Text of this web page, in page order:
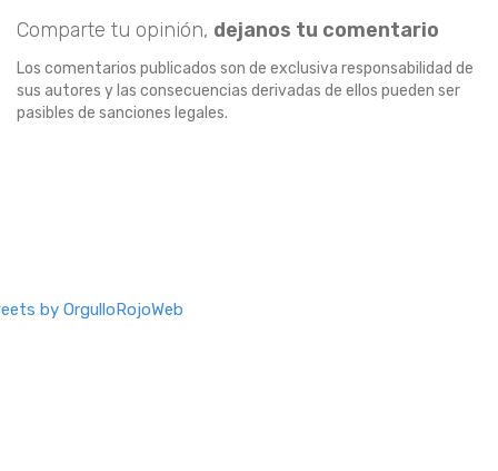
Comparte tu opinión, dejanos tu comentario
Los comentarios publicados son de exclusiva responsabilidad de
sus autores y las consecuencias derivadas de ellos pueden ser
pasibles de sanciones legales.
by OrgulloRojoWeb